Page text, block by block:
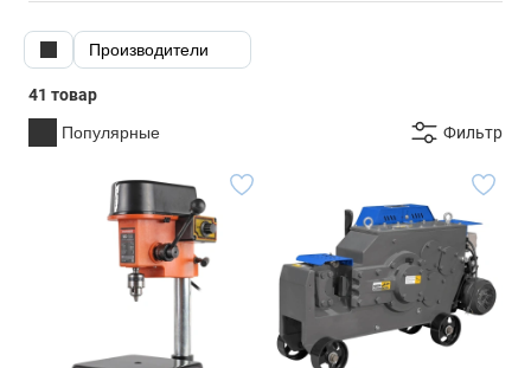
Производители
41 товар
Популярные
Фильтр